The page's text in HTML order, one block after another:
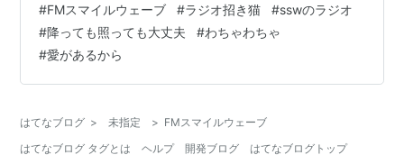
いうのが前提なんですけど！そんなこと言ってるってこ
とは、現実は、まだまだわちゃわちゃしてるってことで
す。.わちゃわちゃはわたしだけではなく、この番組の相
棒でもあるミキサーのつるちゃんも、最近、ずっとそう
は、実は、つるちゃんがうっかり間違えて…
#FMスマイルウェーブ #ラジオ招き猫 #sswのラジオ
#降っても照っても大丈夫 #わちゃわちゃ
#愛があるから
はてなブログ > 未指定 > FMスマイルウェーブ
はてなブログ タグとは
ヘルプ 開発ブログ はてなブログトップ